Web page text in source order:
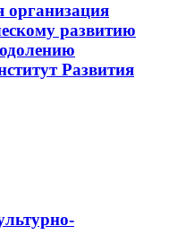
организация
развитию
Развития